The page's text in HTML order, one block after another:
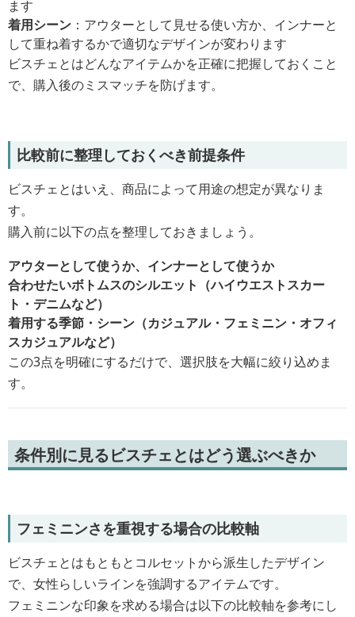
ます
着用シーン ：アウターとして見せる使い方か、インナーと
して重ね着するかで適切なデザインが変わります
ビスチェとはどんなアイテムかを正確に把握しておくこと
で、購入後のミスマッチを防げます。
比較前に整理しておくべき前提条件
ビスチェとはいえ、商品によって用途の想定が異なりま
す。
購入前に以下の点を整理しておきましょう。
アウターとして使うか、インナーとして使うか
合わせたいボトムスのシルエット（ハイウエストスカー
ト・デニムなど）
着用する季節・シーン（カジュアル・フェミニン・オフィ
スカジュアルなど）
この3点を明確にするだけで、選択肢を大幅に絞り込めま
す。
条件別に見るビスチェとはどう選ぶべきか
フェミニンさを重視する場合の比較軸
ビスチェとはもともとコルセットから派生したデザイン
で、女性らしいラインを強調するアイテムです。
フェミニンな印象を求める場合は以下の比較軸を参考にし